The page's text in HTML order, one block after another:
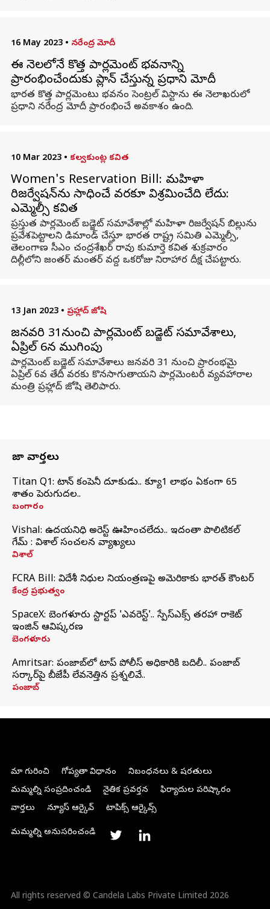
16 May 2023 • నరేంద్ర మోదీ
ఈ నెలలోనే కొత్త పార్లమెంట్ భవనాన్ని
ప్రారంభించేందుకు ప్లాన్ చేస్తున్న ప్రధాని మోదీ
భారత కొత్త పార్లమెంటు భవనం సెంట్రల్ విస్టాను ఈ నెలాఖరులో
ప్రధాని నరేంద్ర మోదీ ప్రారంభించే అవకాశం ఉంది.
10 Mar 2023 • కల్వకుంట్ల కవిత
Women's Reservation Bill: మహిళా
రిజర్వేషన్‌‌ను సాధించే వరకూ విశ్రమించేది లేదు:
ఎమ్మెల్సీ కవిత
ప్రస్తుత పార్లమెంట్ బడ్జెట్ సమావేశాల్లో మహిళా రిజర్వేషన్ బిల్లును
ప్రవేశపెట్టాలని డిమాండ్ చేస్తూ భారత రాష్ట్ర సమితి ఎమ్మెల్సీ,
తెలంగాణ సీఎం చంద్రశేఖర్ రావు కుమార్తె కవిత శుక్రవారం
దిల్లీలోని జంతర్‌ మంతర్ వద్ద ఒకరోజు నిరాహార దీక్ష చేపట్టారు.
13 Jan 2023 • ప్రహ్లాద్ జోషి
జనవరి 31నుంచి పార్లమెంట్ బడ్జెట్ సమావేశాలు,
ఏప్రిల్ 6న ముగింపు
పార్లమెంట్ బడ్జెట్ సమావేశాలు జనవరి 31 నుంచి ప్రారంభమై
ఏప్రిల్ 6వ తేదీ వరకు కొనసాగుతాయని పార్లమెంటరీ వ్యవహారాల
మంత్రి ప్రహ్లాద్ జోషి తెలిపారు.
తాజా వార్తలు
Titan Q1: టైటాన్ కంపెనీ దూకుడు.. క్యూ1 లాభం ఏకంగా 65
శాతం పెరుగుదల..
బంగారం
Vishal: ఉదయనిధి అరెస్ట్‌ ఊహించలేదు.. ఇదంతా పొలిటికల్
గేమ్ : విశాల్ సంచలన వ్యాఖ్యలు
విశాల్
FCRA Bill: విదేశీ నిధుల నియంత్రణపై అమెరికాకు భారత్‌ కౌంటర్
కేంద్ర ప్రభుత్వం
SpaceX: బెంగళూరు స్టార్టప్‌ 'ఎవరెస్ట్'.. స్పేస్‌ఎక్స్ తరహా రాకెట్‌
ఇంజిన్‌ ఆవిష్కరణ
బెంగళూరు
Amritsar: పంజాబ్‌లో టాప్ పోలీస్ అధికారికి బదిలీ.. పంజాబ్
సర్కార్‌పై బీజేపీ లేవనెత్తిన ప్రశ్నలివే..
పంజాబ్
మా గురించి గోప్యతా విధానం
నిబంధనలు & షరతులు
మమ్మల్ని సంప్రదించండి
నైతిక ప్రవర్తన
ఫిర్యాదుల పరిష్కారం
వార్తలు
న్యూస్ ఆర్కైవ్ టాపిక్స్ ఆర్కైవ్స్
మమ్మల్ని అనుసరించండి
All rights reserved © Candela Labs Private Limited 2026